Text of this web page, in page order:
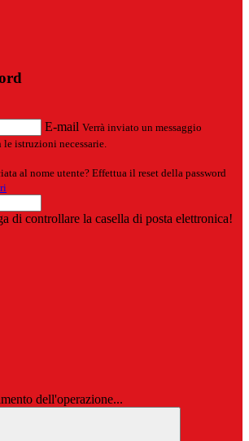
E-mail Verrà inviato un messaggio
istruzioni necessarie.
al nome utente? Effettua il reset della password
di controllare la casella di posta elettronica!
dell'operazione...